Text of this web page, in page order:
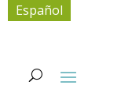
Español